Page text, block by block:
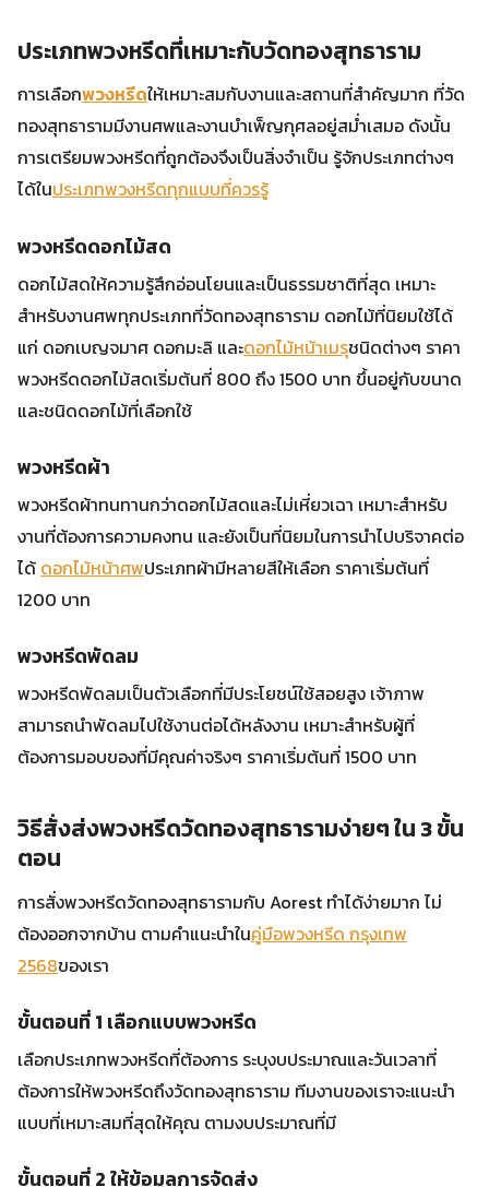
ประเภทพวงหรีดที่เหมาะกับวัดทองสุทธาราม
การเลือกพวงหรีดให้เหมาะสมกับงานและสถานที่สำคัญมาก ที่วัด
ทองสุทธารามมีงานศพและงานบำเพ็ญกุศลอยู่สม่ำเสมอ ดังนั้น
การเตรียมพวงหรีดที่ถูกต้องจึงเป็นสิ่งจำเป็น รู้จักประเภทต่างๆ
ได้ในประเภทพวงหรีดทุกแบบที่ควรรู้
พวงหรีดดอกไม้สด
ดอกไม้สดให้ความรู้สึกอ่อนโยนและเป็นธรรมชาติที่สุด เหมาะ
สำหรับงานศพทุกประเภทที่วัดทองสุทธาราม ดอกไม้ที่นิยมใช้ได้
แก่ ดอกเบญจมาศ ดอกมะลิ และดอกไม้หน้าเมรุชนิดต่างๆ ราคา
พวงหรีดดอกไม้สดเริ่มต้นที่ 800 ถึง 1500 บาท ขึ้นอยู่กับขนาด
และชนิดดอกไม้ที่เลือกใช้
พวงหรีดผ้า
พวงหรีดผ้าทนทานกว่าดอกไม้สดและไม่เหี่ยวเฉา เหมาะสำหรับ
งานที่ต้องการความคงทน และยังเป็นที่นิยมในการนำไปบริจาคต่อ
ได้ ดอกไม้หน้าศพประเภทผ้ามีหลายสีให้เลือก ราคาเริ่มต้นที่
1200 บาท
พวงหรีดพัดลม
พวงหรีดพัดลมเป็นตัวเลือกที่มีประโยชน์ใช้สอยสูง เจ้าภาพ
สามารถนำพัดลมไปใช้งานต่อได้หลังงาน เหมาะสำหรับผู้ที่
ต้องการมอบของที่มีคุณค่าจริงๆ ราคาเริ่มต้นที่ 1500 บาท
วิธีสั่งส่งพวงหรีดวัดทองสุทธารามง่ายๆ ใน 3 ขั้น
ตอน
การสั่งพวงหรีดวัดทองสุทธารามกับ Aorest ทำได้ง่ายมาก ไม่
ต้องออกจากบ้าน ตามคำแนะนำในคู่มือพวงหรีด กรุงเทพ
2568ของเรา
ขั้นตอนที่ 1 เลือกแบบพวงหรีด
เลือกประเภทพวงหรีดที่ต้องการ ระบุงบประมาณและวันเวลาที่
ต้องการให้พวงหรีดถึงวัดทองสุทธาราม ทีมงานของเราจะแนะนำ
แบบที่เหมาะสมที่สุดให้คุณ ตามงบประมาณที่มี
ขั้นตอนที่ 2 ให้ข้อมูลการจัดส่ง